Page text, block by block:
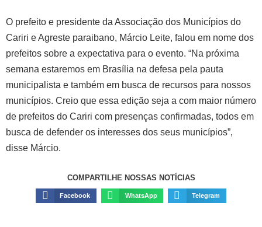
O prefeito e presidente da Associação dos Municípios do
Cariri e Agreste paraibano, Márcio Leite, falou em nome dos
prefeitos sobre a expectativa para o evento. “Na próxima
semana estaremos em Brasília na defesa pela pauta
municipalista e também em busca de recursos para nossos
municípios. Creio que essa edição seja a com maior número
de prefeitos do Cariri com presenças confirmadas, todos em
busca de defender os interesses dos seus municípios”,
disse Márcio.
COMPARTILHE NOSSAS NOTÍCIAS
Facebook WhatsApp Telegram